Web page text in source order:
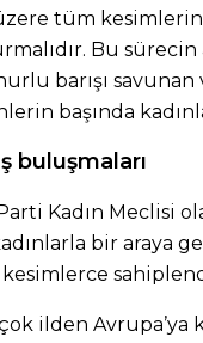
tüm
Bu sürecin
barışı
başında
buluşmaları
Kadın Meclisi
bir araya
kesimlerce
ilden Avrupa’ya